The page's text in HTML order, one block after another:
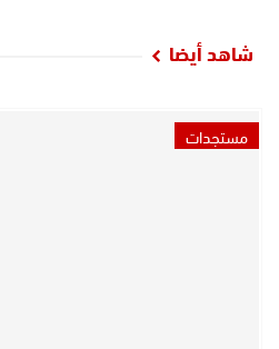
شاهد أيضا
مستجدات